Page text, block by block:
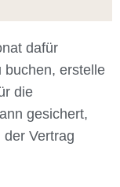
dafür
buchen, erstelle
die
gesichert,
Vertrag